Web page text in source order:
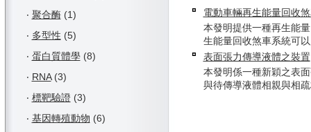
‧ 聚合酶(1)
‧ 多型性 (5)
‧ 蛋白質體學(8)
‧ RNA(3)
‧ 標靶驗證(3)
‧ 基因轉殖動物 (6)
電動車輛再生能量回收
本發明提供一種再生能
生能量回收煞車系統可
表面張力傳導液體之裝置
本發明係一種新穎之表
與待傳導液體相親與相